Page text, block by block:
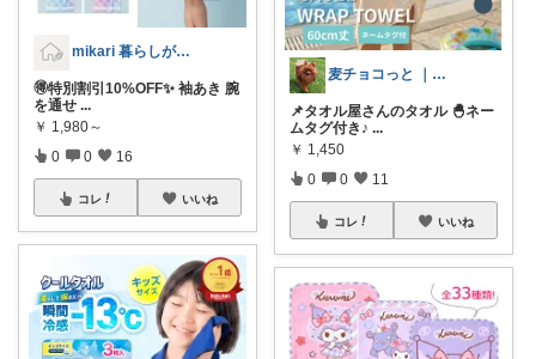
mikari 暮らしが軽くなるROOM
🉐特別割引10%OFF✨ 袖あき 腕
を通せ ...
￥ 1,980～
0 0 16
コレ いいね
麦チョコっと ｜ キッズ＆ベビー 夏
📌タオル屋さんのタオル 🐣ネー
ムタグ付き♪ ...
￥ 1,450
0 0 11
コレ いいね